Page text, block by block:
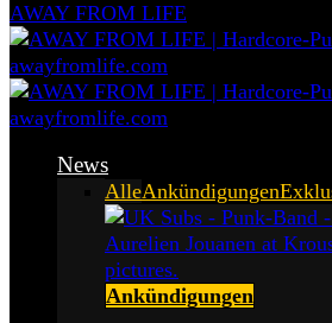
AWAY FROM LIFE
News
AlleAnkündigungen
Ankündigungen